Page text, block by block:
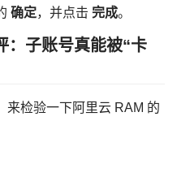
确定，并点击 完成。
：子账号真能被“卡
来检验一下阿里云 RAM 的